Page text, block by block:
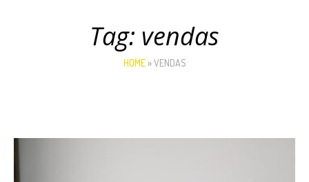
Tag: vendas
HOME»VENDAS